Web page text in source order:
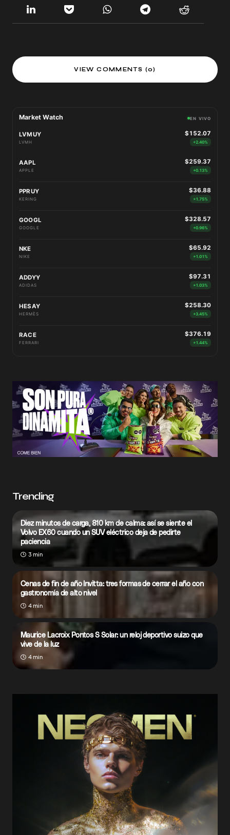
VIEW COMMENTS (0)
Market Watch EN VIVO
LVMUY
LVMH
$152.07
+2.40%
AAPL
APPLE
$259.37
+0.13%
PPRUY
KERING
$36.88
+1.75%
GOOGL
GOOGLE
$328.57
+0.96%
NKE
NIKE
$65.92
+1.01%
ADDYY
ADIDAS
$97.31
+1.03%
HESAY
HERMÈS
$258.30
+3.45%
RACE
FERRARI
$376.19
+1.44%
Trending
Diez minutos de carga, 810 km de calma: así se siente el
Volvo EX60 cuando un SUV eléctrico deja de pedirte
paciencia
3 min
Cenas de fin de año Invitta: tres formas de cerrar el año con
gastronomía de alto nivel
4 min
Maurice Lacroix Pontos S Solar: un reloj deportivo suizo que
vive de la luz
4 min